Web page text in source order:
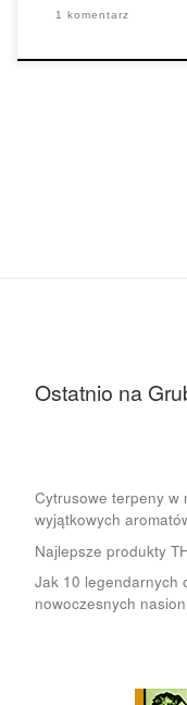
1 komentarz
Ostatnio na
Cytrusowe terpeny w
wyjątkowych
Najlepsze produkty
Jak 10 legendarnych
nowoczesnych nasion